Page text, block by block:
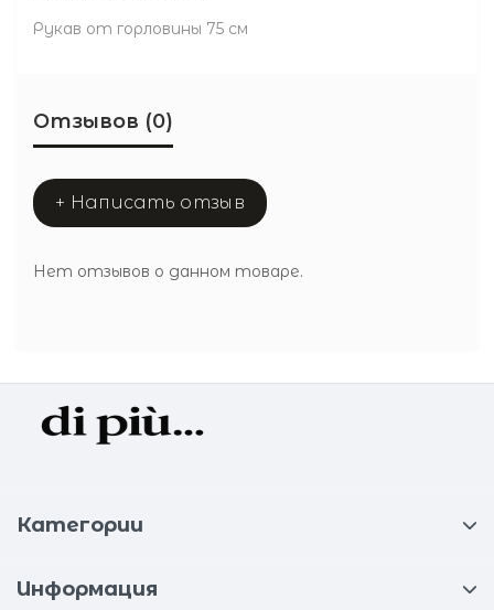
Рукав от горловины 75 см
Отзывов (0)
+ Написать отзыв
Нет отзывов о данном товаре.
Категории
Информация